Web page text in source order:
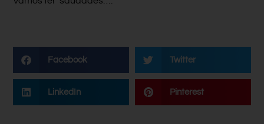
Facebook Twitter
LinkedIn Pinterest